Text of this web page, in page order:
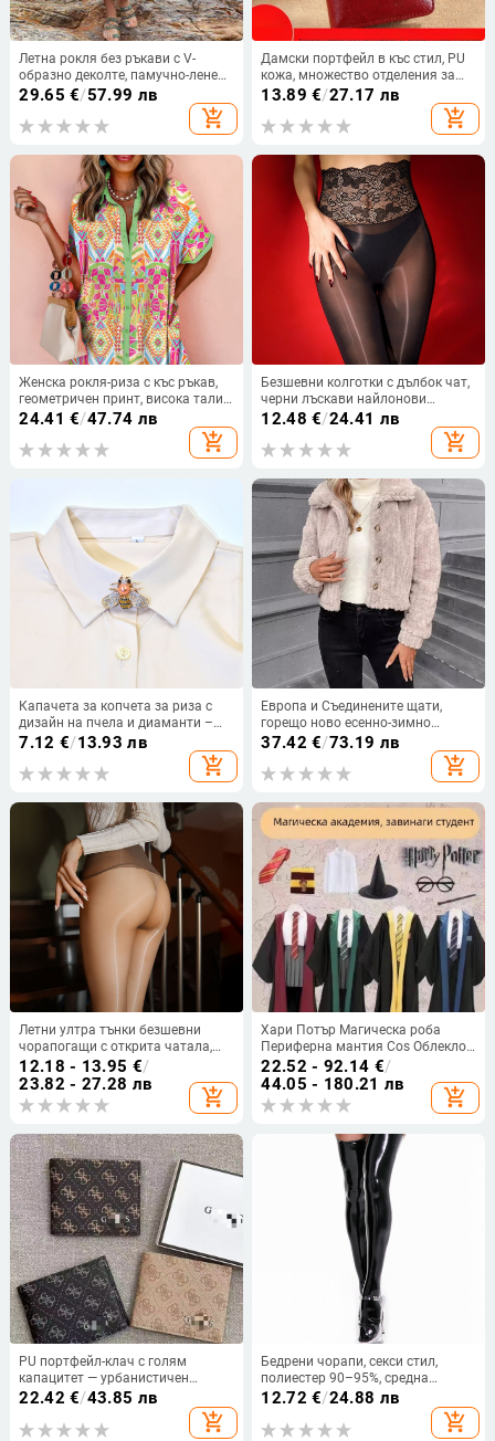
Летна рокля без ръкави с V-
образно деколте, памучно-ленена
материя, дълга рокля, свободна
29.65 €/57.99 лв
add_shopping_cart
Дамски портфейл в къс стил, PU
кожа, множество отделения за
карти, монетник и голям
13.89 €/27.17 лв
add_shopping_cart
Женска рокля-риза с къс ръкав,
геометричен принт, висока талия,
А‑образна пола, лапел яка,
24.41 €/47.74 лв
add_shopping_cart
Безшевни колготки с дълбок чат,
черни лъскави найлонови
колготки с дантела, секси тънки,
плюс размер, Little Matchmaker
12.48 €/24.41 лв
add_shopping_cart
Капачета за копчета за риза с
дизайн на пчела и диаманти –
ретро стил
7.12 €/13.93 лв
add_shopping_cart
Европа и Съединените щати,
горещо ново есенно-зимно
двустранно плюшено ежедневно
жилетко с копчета ~ AliExpress
independent
37.42 €/73.19 лв
add_shopping_cart
Летни ултра тънки безшевни
чорапогащи с открита чатала,
секси, черни, Aurora дизайн, 0D
денир
12.18 - 13.95 €/
23.82 - 27.28 лв
add_shopping_cart
Хари Потър Магическа роба
Периферна мантия Cos Облекло
Детска Хелоуин Училищна
униформа Хогуортс Магическа
роба
22.52 - 92.14 €/
44.05 - 180.21 лв
add_shopping_cart
PU портфейл-клач с голям
капацитет — урбанистичен
минималистичен стил, принт с
букви, подплата полиестер,
пролет 2024
22.42 €/43.85 лв
add_shopping_cart
Бедрени чорапи, секси стил,
полиестер 90–95%, средна
дължина на тръбата, за нощни
12.72 €/24.88 лв
add_shopping_cart